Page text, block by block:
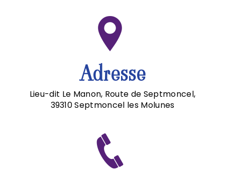
Adresse
Lieu-dit Le Manon, Route de Septmoncel,
39310 Septmoncel les Molunes